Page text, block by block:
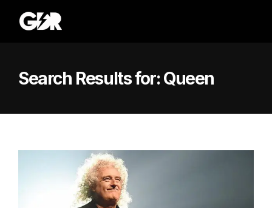
Search Results for:Queen